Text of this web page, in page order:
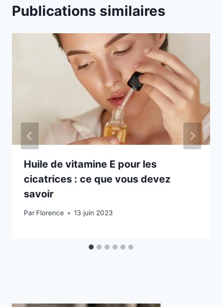
Publications similaires
Huile de vitamine E pour les
cicatrices : ce que vous devez
savoir
Par Florence 13 juin 2023